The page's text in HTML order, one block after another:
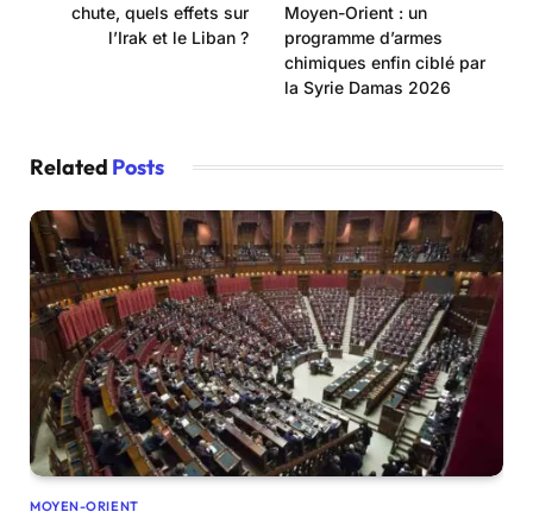
chute, quels effets sur
l’Irak et le Liban ?
Moyen-Orient : un
programme d’armes
chimiques enfin ciblé par
la Syrie Damas 2026
Related Posts
MOYEN-ORIENT